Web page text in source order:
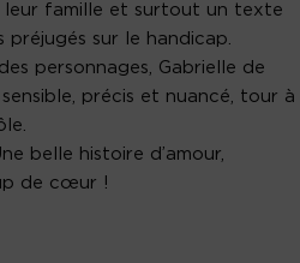
famille et surtout un texte
sur le handicap.
personnages, Gabrielle de
précis et nuancé, tour à
belle histoire d’amour,
de cœur !